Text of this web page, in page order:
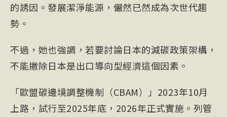
的誘因。發展潔淨能源，儼然已然成為次世代趨
勢。
不過，她也強調，若要討論日本的減碳政策架構，
不能撇除日本是出口導向型經濟這個因素。
「歐盟碳邊境調整機制（CBAM）」2023年10月
上路，試行至2025年底，2026年正式實施。列管